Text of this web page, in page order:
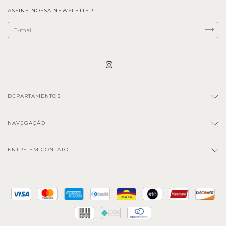
ASSINE NOSSA NEWSLETTER
DEPARTAMENTOS
NAVEGAÇÃO
ENTRE EM CONTATO